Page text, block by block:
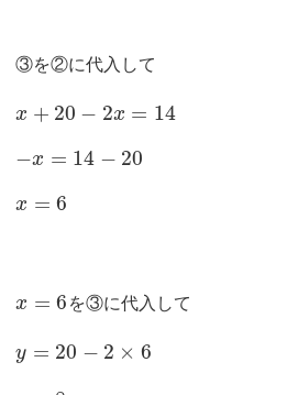
③を②に代入して
x + 20 − 2x = 14
−x = 14 − 20
x = 6
x = 6 を③に代入して
y = 20 − 2 × 6